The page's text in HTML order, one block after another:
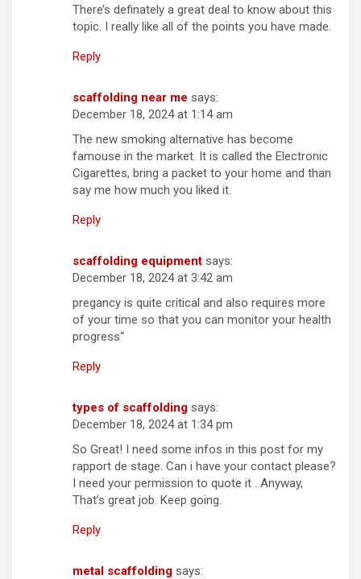
There’s definately a great deal to know about this
topic. I really like all of the points you have made.
Reply
scaffolding near me says:
December 18, 2024 at 1:14 am
The new smoking alternative has become
famouse in the market. It is called the Electronic
Cigarettes, bring a packet to your home and than
say me how much you liked it.
Reply
scaffolding equipment says:
December 18, 2024 at 3:42 am
pregancy is quite critical and also requires more
of your time so that you can monitor your health
progress“
Reply
types of scaffolding says:
December 18, 2024 at 1:34 pm
So Great! I need some infos in this post for my
rapport de stage. Can i have your contact please?
I need your permission to quote it . Anyway,
That’s great job. Keep going.
Reply
metal scaffolding says: